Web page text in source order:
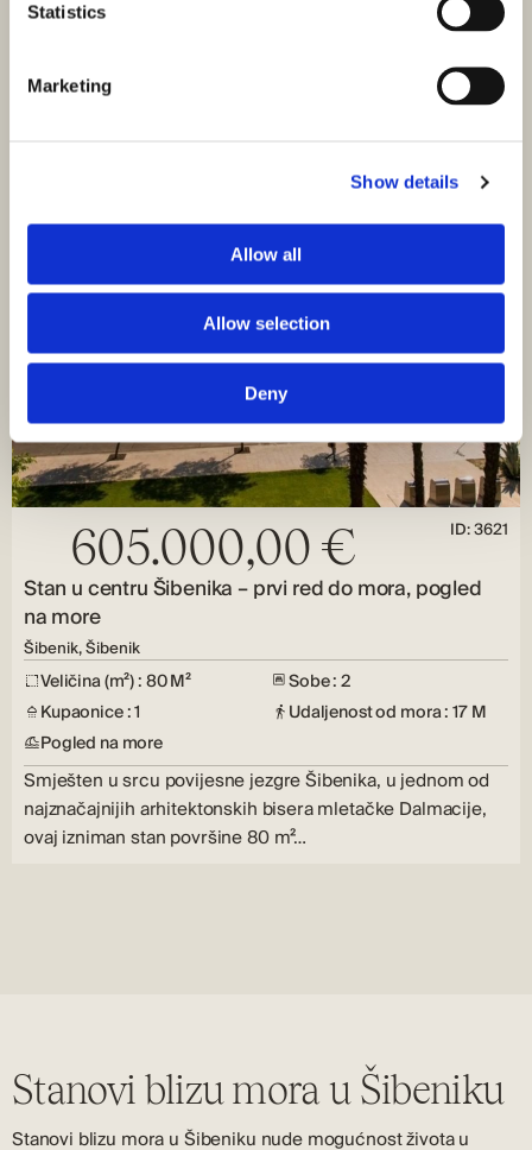
Statistics
Marketing
Show details
Allow all
Allow selection
Deny
U samom centru Šibenika, s očaravajućim pogledom na
šibensku rivu, more i kanal sv. Ante, prodaje se prostran i
ekskluzivno…
605.000,00 € ID: 3621
Stan u centru Šibenika – prvi red do mora, pogled
na more
Šibenik, Šibenik
Veličina (m²) : 80 M²
Sobe : 2
Kupaonice : 1
Udaljenost od mora : 17 M
Pogled na more
Smješten u srcu povijesne jezgre Šibenika, u jednom od
najznačajnijih arhitektonskih bisera mletačke Dalmacije,
ovaj izniman stan površine 80 m²…
Stanovi blizu mora u Šibeniku
Stanovi blizu mora u Šibeniku nude mogućnost života u